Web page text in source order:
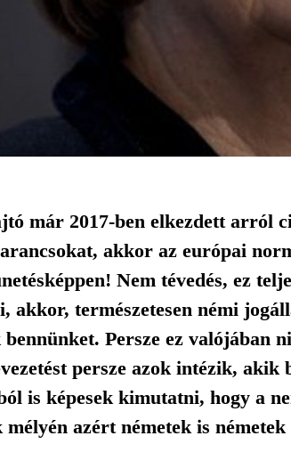
már 2017-ben elkezdett arról
akkor az európai
Nem tévedés, ez
akkor, természetesen némi
Persze ez valójában
persze azok intézik,
is képesek kimutatni, hogy a
azért németek is